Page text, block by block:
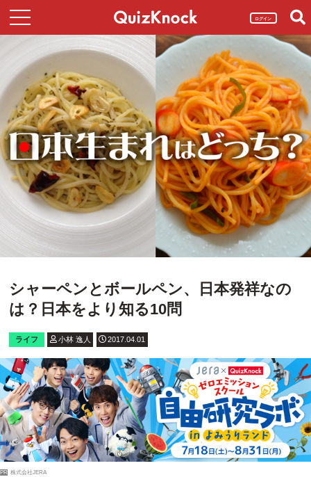
ログイン
シャーペンとボールペン、日本発祥なの
は？日本をより知る10問
ライフ 小林 逸人 2017.04.01
PR 株式会社JERA